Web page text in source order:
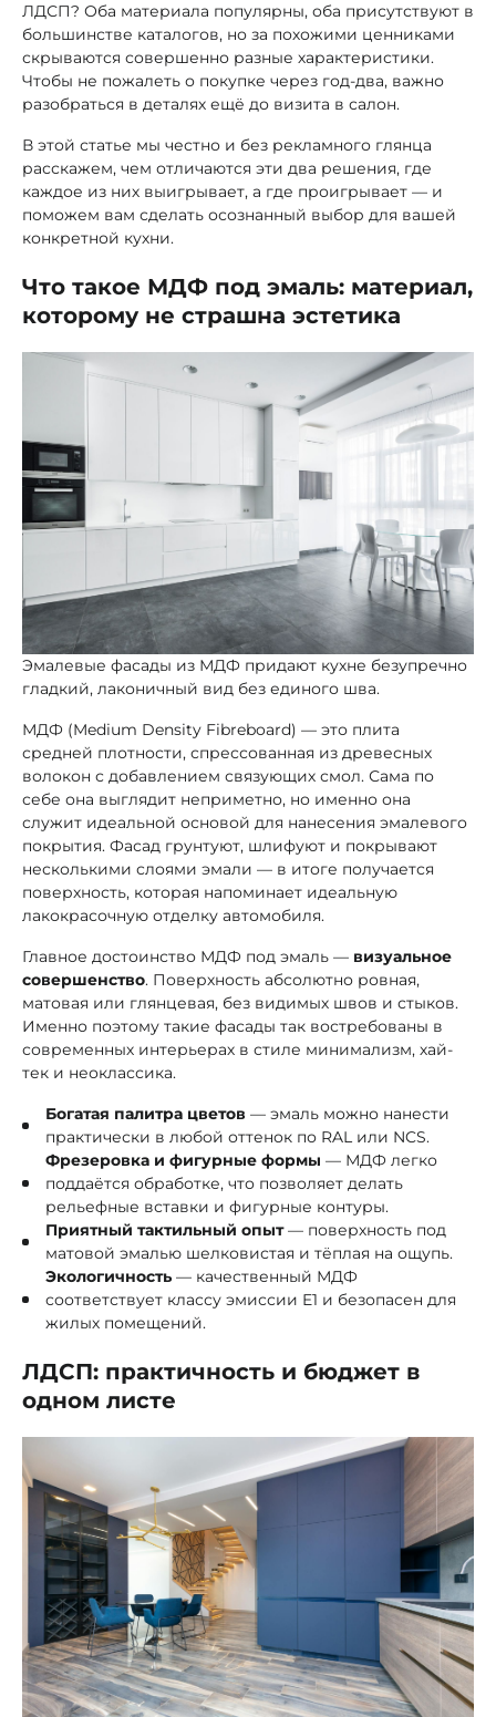
ЛДСП? Оба материала популярны, оба присутствуют в
большинстве каталогов, но за похожими ценниками
скрываются совершенно разные характеристики.
Чтобы не пожалеть о покупке через год-два, важно
разобраться в деталях ещё до визита в салон.
В этой статье мы честно и без рекламного глянца
расскажем, чем отличаются эти два решения, где
каждое из них выигрывает, а где проигрывает — и
поможем вам сделать осознанный выбор для вашей
конкретной кухни.
Что такое МДФ под эмаль: материал,
которому не страшна эстетика
Эмалевые фасады из МДФ придают кухне безупречно
гладкий, лаконичный вид без единого шва.
МДФ (Medium Density Fibreboard) — это плита
средней плотности, спрессованная из древесных
волокон с добавлением связующих смол. Сама по
себе она выглядит неприметно, но именно она
служит идеальной основой для нанесения эмалевого
покрытия. Фасад грунтуют, шлифуют и покрывают
несколькими слоями эмали — в итоге получается
поверхность, которая напоминает идеальную
лакокрасочную отделку автомобиля.
Главное достоинство МДФ под эмаль — визуальное
совершенство. Поверхность абсолютно ровная,
матовая или глянцевая, без видимых швов и стыков.
Именно поэтому такие фасады так востребованы в
современных интерьерах в стиле минимализм, хай-
тек и неоклассика.
Богатая палитра цветов — эмаль можно нанести
практически в любой оттенок по RAL или NCS.
Фрезеровка и фигурные формы — МДФ легко
поддаётся обработке, что позволяет делать
рельефные вставки и фигурные контуры.
Приятный тактильный опыт— поверхность под
матовой эмалью шелковистая и тёплая на ощупь.
Экологичность— качественный МДФ
соответствует классу эмиссии E1 и безопасен для
жилых помещений.
ЛДСП: практичность и бюджет в
одном листе